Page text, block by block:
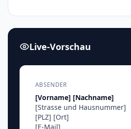
Live-Vorschau
ABSENDER
[Vorname] [Nachname]
[Strasse und Hausnummer]
[PLZ] [Ort]
[E-Mail]